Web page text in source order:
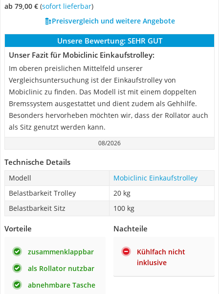
ab 79,00 € ( Sofort lieferbar)
Preisvergleich und weitere Angebote
Unsere Bewertung: SEHR GUT
Unser Fazit für Mobiclinic Einkaufstrolley:
Im oberen preislichen Mittelfeld unserer
Vergleichsuntersuchung ist der Einkaufstrolley von
Mobiclinic zu finden. Das Modell ist mit einem doppelten
Bremssystem ausgestattet und dient zudem als Gehhilfe.
Besonders hervorheben möchten wir, dass der Rollator auch
als Sitz genutzt werden kann.
08/2026
Technische Details
Modell
Mobiclinic Einkaufstrolley
Belastbarkeit Trolley
20 kg
Belastbarkeit Sitz
100 kg
Vorteile
zusammenklappbar
als Rollator nutzbar
abnehmbare Tasche
Nachteile
Kühlfach nicht
inklusive